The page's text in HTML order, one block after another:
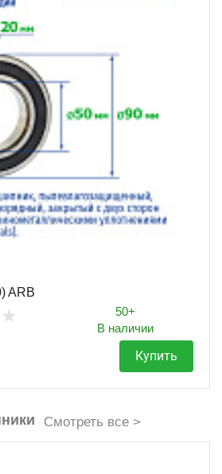
ARB
50+
В наличии
Купить
Смотреть все >